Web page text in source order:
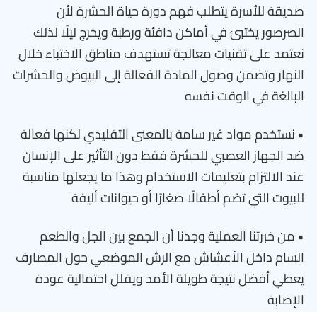
صديقة للأسرة يتطلب فهم دورة حياة الحشرة لأن
الصرصور يختبئ في أماكن دافئة ورطبة ويخرج ليلًا لذلك
نعتمد على تقنيات معالجة تستهدف مناطق الاختباء خلال
النهار وتضمن وصول المادة الفعالة إلى البيوض والحشرات
البالغة في الوقت نفسه
• نستخدم مواد غير سامة بالمعنى التقليدي لكنها فعالة
ضد الجهاز العصبي للحشرة فقط دون التأثير على الإنسان
عند الالتزام بتعليمات الاستخدام وهذا ما يجعلها مناسبة
للبيوت التي تضم أطفالًا صغارًا أو حيوانات أليفة
• من خبرتنا العملية وجدنا أن الجمع بين الجل والطعم
السام داخل الأعشاش مع الرش الموضعي حول المصارف
يعطي أفضل نتيجة طويلة الأمد ويقلل احتمالية عودة
الإصابة